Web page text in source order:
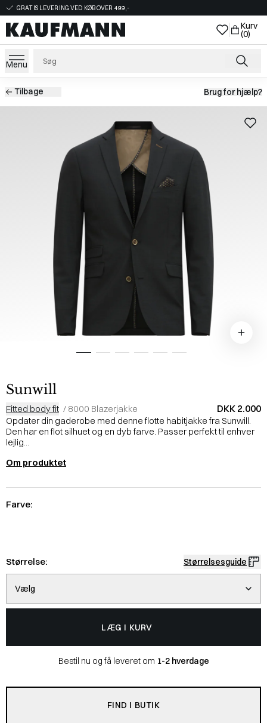
GRATIS LEVERING VED KØB OVER 499,-
Kurv
(0)
Menu
Tilbage Brug for hjælp?
Sunwill
Fitted body fit / 8000 Blazerjakke DKK 2.000
Opdater din gaderobe med denne flotte habitjakke fra Sunwill.
Den har en flot silhuet og en dyb farve. Passer perfekt til enhver
lejlig...
Om produktet
Farve:
Størrelse: Størrelsesguide
Vælg
LÆG I KURV
Bestil nu og få leveret om 1-2 hverdage
FIND I BUTIK